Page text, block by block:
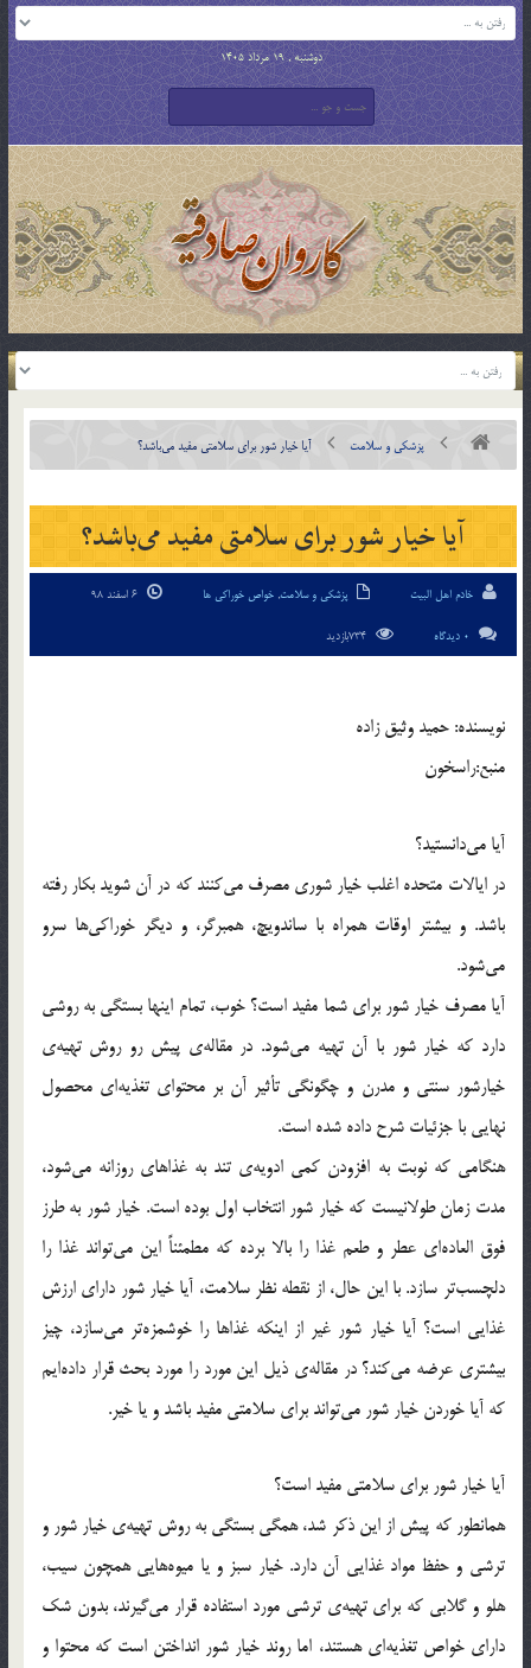
دوشنبه , 19 مرداد 1405
پزشکی و سلامت آیا خیار شور برای سلامتی مفید می‌باشد؟
آیا خیار شور برای سلامتی مفید می‌باشد؟
خادم اهل البیت پزشکی و سلامت, خواص خوراکی ها
0 دیدگاه
نویسنده: حمید وثیق زاده
منبع:راسخون
آیا می‌دانستید؟
در ایالات متحده اغلب خیار شوری مصرف می‌کنند که در آن شوید بکار رفته
باشد. و بیشتر اوقات همراه با ساندویچ، همبرگر، و دیگر خوراکی‌ها سرو
می‌شود.
آیا مصرف خیار شور برای شما مفید است؟ خوب، تمام اینها بستگی به روشی
دارد که خیار شور با آن تهیه می‌شود. در مقاله‌ی پیش رو روش تهیه‌ی
خیارشور سنتی و مدرن و چگونگی تأثیر آن بر محتوای تغذیه‌ای محصول
نهایی با جزئیات شرح داده شده است.
هنگامی که نوبت به افزودن کمی ادویه‌ی تند به غذاهای روزانه می‌‌شود،
مدت زمان طولانیست که خیار شور انتخاب اول بوده است. خیار شور به طرز
فوق العاده‌ای عطر و طعم غذا را بالا برده که مطمئناً این می‌تواند غذا را
دلچسب‌تر سازد. با این حال، از نقطه نظر سلامت، آیا خیار شور دارای ارزش
غذایی است؟ آیا خیار شور غیر از اینکه غذاها را خوشمزه‌تر می‌سازد، چیز
بیشتری عرضه می‌کند؟ در مقاله‌ی ذیل این مورد را مورد بحث قرار داده‌ایم
که آیا خوردن خیار شور می‌تواند برای سلامتی مفید باشد و یا خیر.
آیا خیار شور برای سلامتی مفید است؟
همانطور که پیش از این ذکر شد، همگی بستگی به روش تهیه‌ی خیار شور و
ترشی و حفظ مواد غذایی آن دارد. خیار سبز و یا میوه‌هایی همچون سیب،
هلو و گلابی که برای تهیه‌ی ترشی مورد استفاده قرار می‌گیرند، بدون شک
دارای خواص تغذیه‌ای هستند، اما روند خیار شور انداختن است که محتوا و